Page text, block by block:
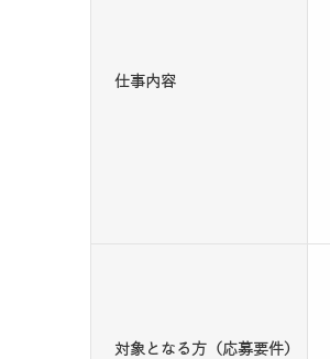
仕事内容
対象となる方（応募要件）